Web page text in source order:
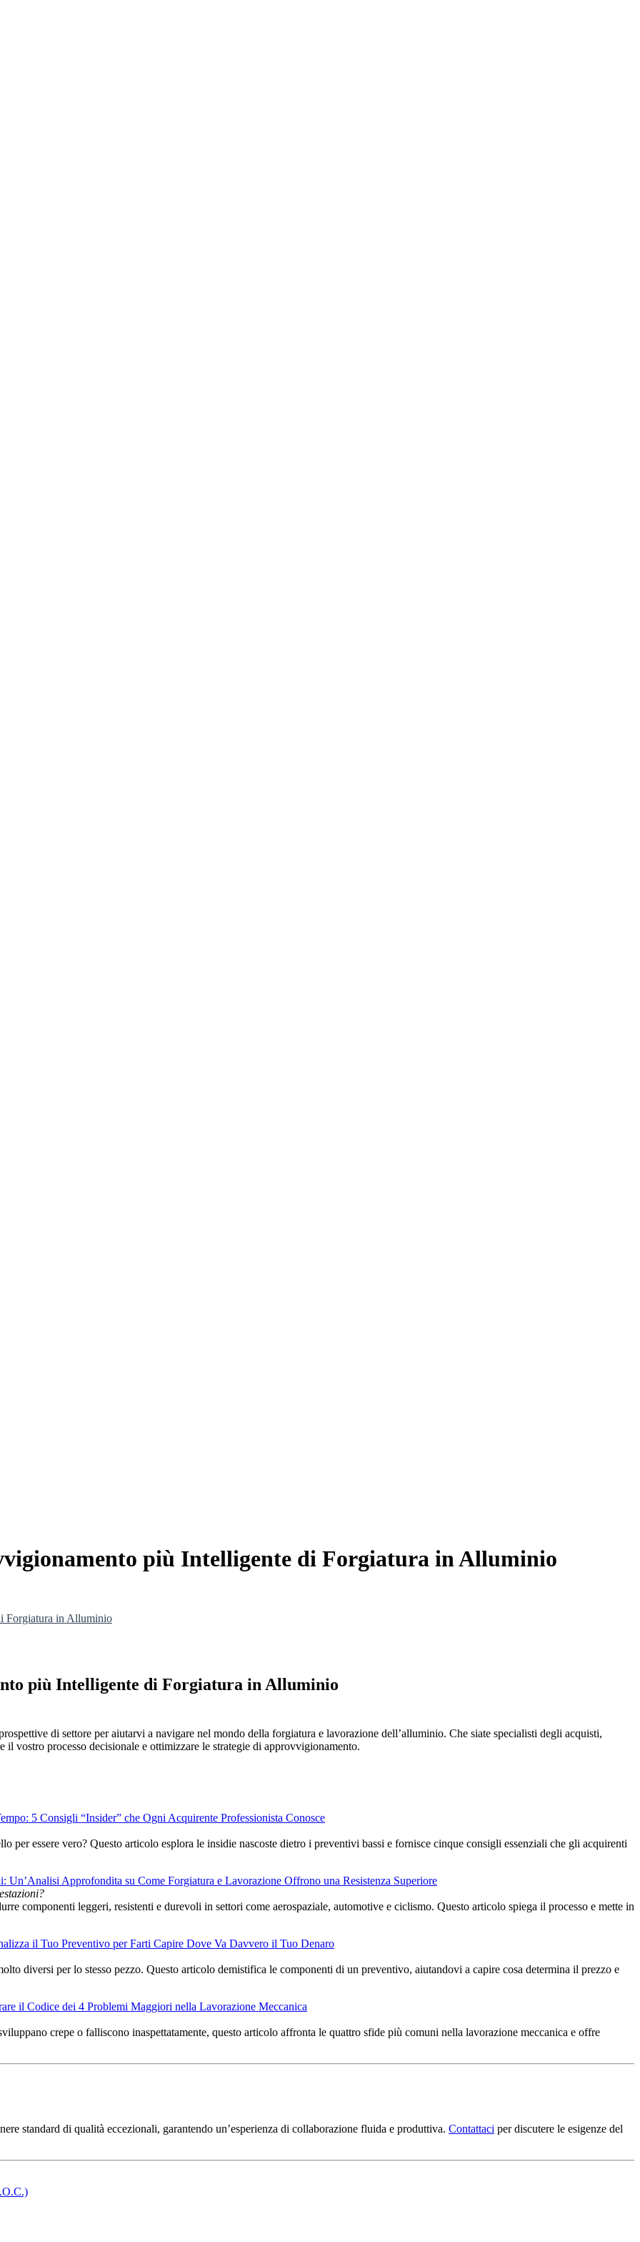
più Intelligente di Forgiatura in Alluminio
Forgiatura in Alluminio
più Intelligente di Forgiatura in Alluminio
di settore per aiutarvi a navigare nel mondo della forgiatura e lavorazione dell’alluminio. Che siate specialisti degli acquisti,
vostro processo decisionale e ottimizzare le strategie di approvvigionamento.
5 Consigli “Insider” che Ogni Acquirente Professionista Conosce
per essere vero? Questo articolo esplora le insidie nascoste dietro i preventivi bassi e fornisce cinque consigli essenziali che gli acquirenti
Approfondita su Come Forgiatura e Lavorazione Offrono una Resistenza Superiore
componenti leggeri, resistenti e durevoli in settori come aerospaziale, automotive e ciclismo. Questo articolo spiega il processo e mette in
il Tuo Preventivo per Farti Capire Dove Va Davvero il Tuo Denaro
diversi per lo stesso pezzo. Questo articolo demistifica le componenti di un preventivo, aiutandovi a capire cosa determina il prezzo e
il Codice dei 4 Problemi Maggiori nella Lavorazione Meccanica
crepe o falliscono inaspettatamente, questo articolo affronta le quattro sfide più comuni nella lavorazione meccanica e offre
standard di qualità eccezionali, garantendo un’esperienza di collaborazione fluida e produttiva. Contattaci per discutere le esigenze del